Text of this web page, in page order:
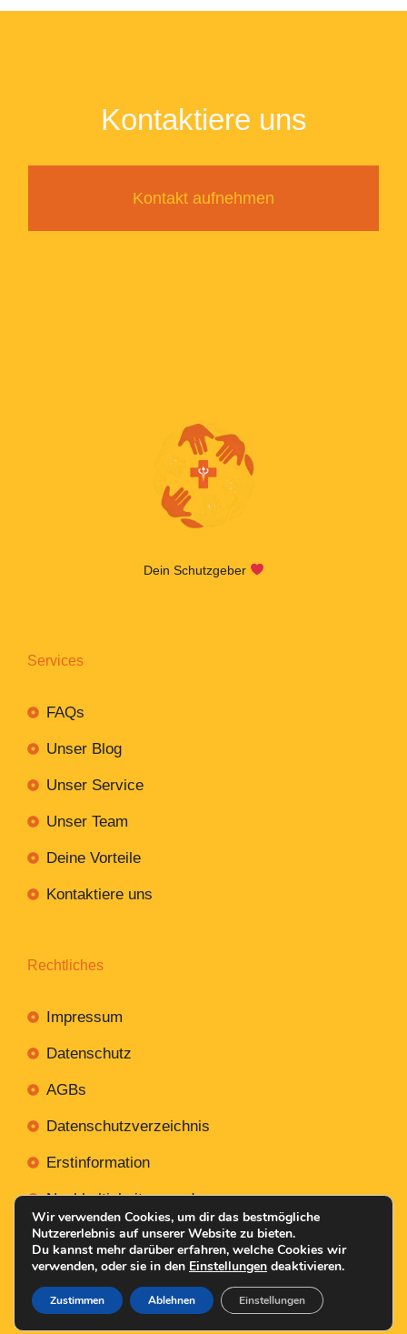
Kontaktiere uns
Kontakt aufnehmen
Dein Schutzgeber
Services
FAQs
Unser Blog
Unser Service
Unser Team
Deine Vorteile
Kontaktiere uns
Rechtliches
Impressum
Datenschutz
AGBs
Datenschutzverzeichnis
Erstinformation
Nachhaltigkeitsverordnung
Mit Erstellt NR-Webservices.de© 2026
Wir verwenden Cookies, um dir das bestmögliche
Nutzererlebnis auf unserer Website zu bieten.
Du kannst mehr darüber erfahren, welche Cookies wir
verwenden, oder sie in den Einstellungen deaktivieren.
Zustimmen Ablehnen Einstellungen